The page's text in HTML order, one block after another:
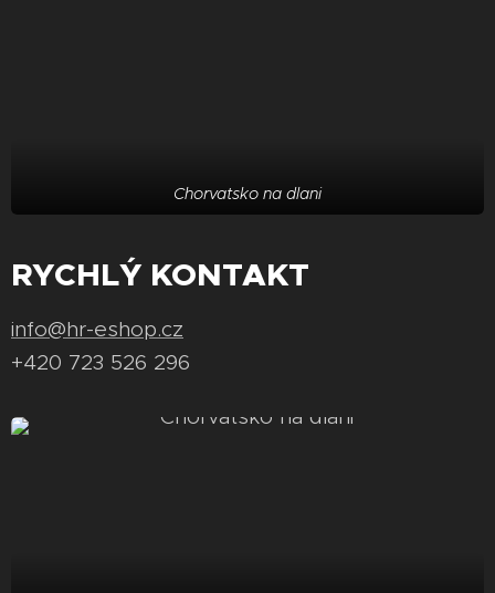
Chorvatsko na dlani
RYCHLÝ KONTAKT
info@hr-eshop.cz
+420 723 526 296